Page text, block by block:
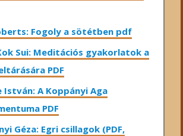
Fogoly a sötétben pdf
Sui: Meditációs gyakorlatok a
PDF
István: A Koppányi Aga
PDF
Géza: Egri csillagok (PDF,